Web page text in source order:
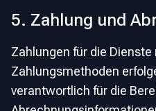
5. Zahlung und
Zahlungen für die
Zahlungsmethoden
verantwortlich für die